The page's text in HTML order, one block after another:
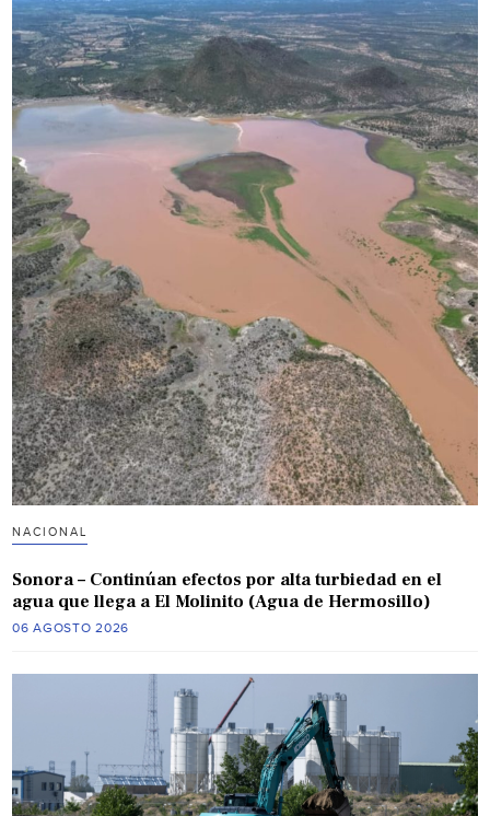
NACIONAL
Sonora – Continúan efectos por alta turbiedad en el
agua que llega a El Molinito (Agua de Hermosillo)
06 AGOSTO 2026